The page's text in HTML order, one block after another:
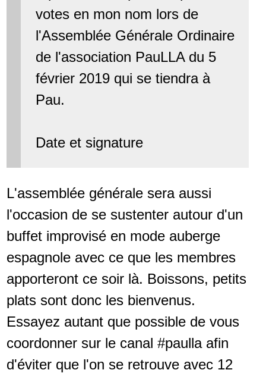
votes en mon nom lors de
l'Assemblée Générale Ordinaire
de l'association PauLLA du 5
février 2019 qui se tiendra à
Pau.
Date et signature
L'assemblée générale sera aussi
l'occasion de se sustenter autour d'un
buffet improvisé en mode auberge
espagnole avec ce que les membres
apporteront ce soir là. Boissons, petits
plats sont donc les bienvenus.
Essayez autant que possible de vous
coordonner sur le canal #paulla afin
d'éviter que l'on se retrouve avec 12